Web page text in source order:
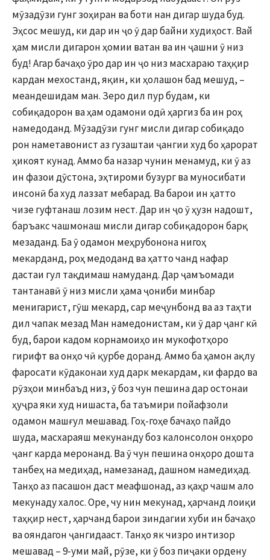
мӯзадӯзи гунг зоҳиран ва боти нан дигар шуда буд.
Эҳсос мешуд, ки дар ин ҷо ӯ дар байни худиҳост. Вай
ҳам мисли дигарон ҳомии ватан ва ин ҷашни ӯ низ
буд! Агар бачаҳо ӯро дар ин ҷо низ масхараю таҳқир
кардан мехостанд, яқин, ки ҳолашон бад мешуд, –
меандешидам ман. Зеро дил пур будам, ки
собиқадорон ва ҳам одамони одӣ ҳаргиз ба ин роҳ
намедоданд. Мӯзадӯзи гунг мисли дигар собиқадо
рон наметавонист аз гузаштаи ҷангии худ бо ҳарорат
ҳикоят кунад. Аммо ба назар чунин менамуд, ки ӯ аз
ин фазои дӯстона, эҳтироми бузург ва муносибати
инсонӣ ба худ лаззат мебарад. Ва барои ин ҳатто
чизе гуфтанаш лозим нест. Дар ин ҷо ӯ ҳузн надошт,
баръакс чашмонаш мисли дигар собиқадорон барқ
мезаданд. Ба ӯ одамон меҳрубонона нигоҳ
мекарданд, роҳ медоданд ва ҳатто чанд нафар
дастаи гул тақдимаш намуданд. Дар ҷамъомади
тантанавӣ ӯ низ мисли ҳама ҷониби минбар
менигарист, гӯш мекард, сар меҷунбонд ва аз таҳти
дил чапак мезад Ман намедонистам, ки ӯ дар ҷанг кӣ
буд, барои кадом корнамоиҳо ин мукофотҳоро
гирифт ва онҳо чӣ қурбе доранд. Аммо ба ҳамон ақлу
фаросати кӯдаконаи худ дарк мекардам, ки фардо ва
рӯзҳои минбаъд низ, ӯ боз чун пешина дар остонаи
ҳуҷра яки худ нишаста, ба таъмири пойафзоли
одамон машғул мешавад. Гоҳ-гоҳе бачаҳо пайдо
шуда, масхараяш мекунанду боз калонсолон онҳоро
ҷанг карда меронанд. Ва ӯ чун пешина онҳоро дошта
танбеҳ на медиҳад, намезанад, дашном намедиҳад.
Танҳо аз пасашон даст меафшонад, аз қаҳр чашм ало
мекунаду халос. Оре, чу нин мекунад, ҳарчанд лоиқи
таҳқир нест, ҳарчанд барои зиндагии хуби ин бачаҳо
ва ояндагон ҷангидааст. Танҳо як чизро интизор
мешавад – 9-уми май, рӯзе, ки ӯ боз пиҷаки ордену